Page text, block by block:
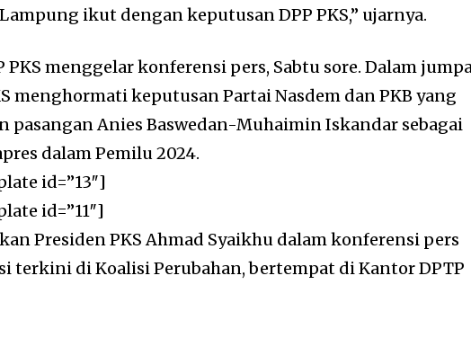
ikut dengan keputusan DPP PKS,” ujarnya.
PKS menggelar konferensi pers, Sabtu sore. Dalam
menghormati keputusan Partai Nasdem dan PKB yang
pasangan Anies Baswedan-Muhaimin Iskandar sebagai
dalam Pemilu 2024.
id=”13″]
id=”11″]
Presiden PKS Ahmad Syaikhu dalam konferensi pers
terkini di Koalisi Perubahan, bertempat di Kantor DPTP